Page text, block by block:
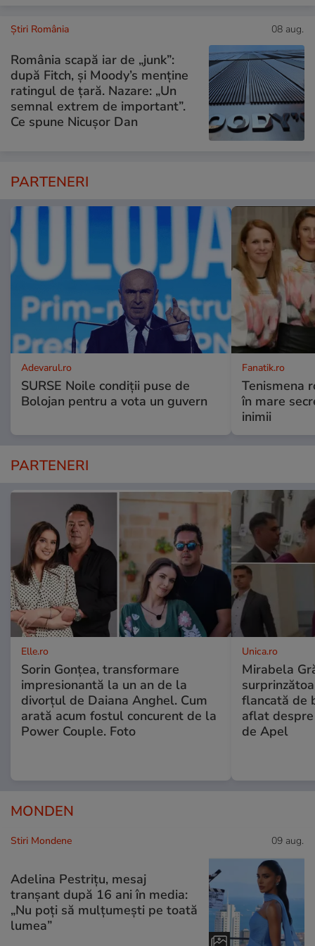
Știri România 08 aug.
România scapă iar de „junk”:
după Fitch, și Moody’s menține
ratingul de țară. Nazare: „Un
semnal extrem de important”.
Ce spune Nicușor Dan
PARTENERI
Adevarul.ro
SURSE Noile condiții puse de
Bolojan pentru a vota un guvern
Fanatik.ro
Tenismena
în mare
inimii
PARTENERI
Elle.ro
Sorin Gonțea, transformare
impresionantă la un an de la
divorțul de Daiana Anghel. Cum
arată acum fostul concurent de la
Power Couple. Foto
Unica.ro
Mirabela
flancată de
aflat
de Apel
MONDEN
Stiri Mondene 09 aug.
Adelina Pestrițu, mesaj
tranșant după 16 ani în media:
„Nu poți să mulțumești pe toată
lumea”